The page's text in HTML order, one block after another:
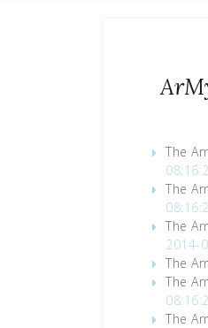
The
The
The
2014-
The
The
The